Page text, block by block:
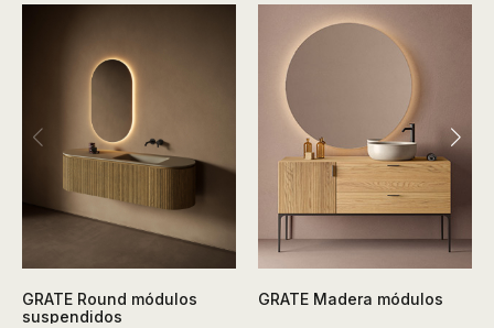
GRATE Round módulos
suspendidos
GRATE Madera módulos